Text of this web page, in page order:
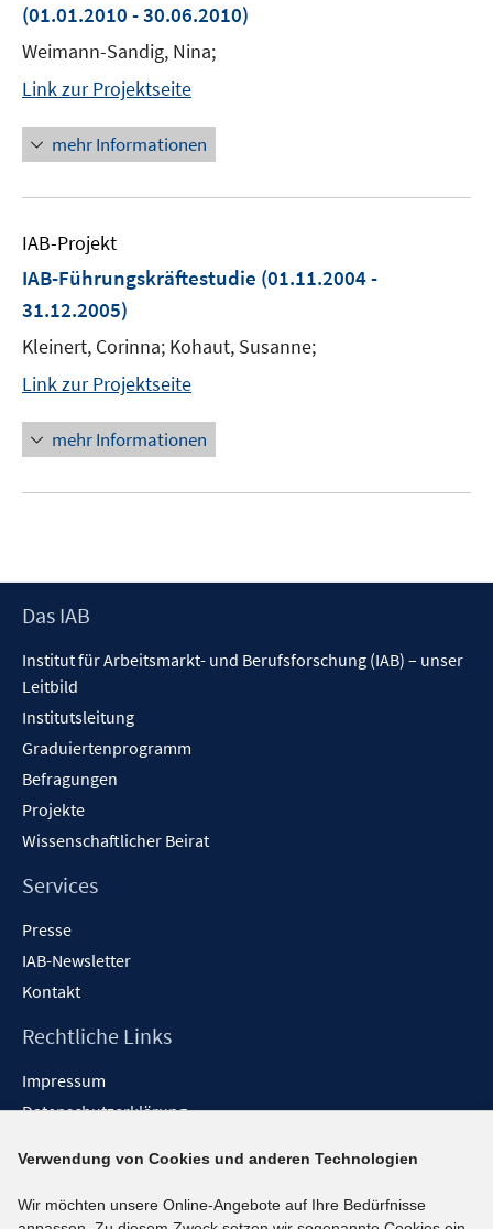
(01.01.2010 - 30.06.2010)
Weimann-Sandig, Nina;
Link zur Projektseite
mehr Informationen
IAB-Projekt
IAB-Führungskräftestudie (01.11.2004 -
31.12.2005)
Kleinert, Corinna; Kohaut, Susanne;
Link zur Projektseite
mehr Informationen
Footer
Das IAB
Institut für Arbeitsmarkt- und Berufsforschung (IAB) – unser
Leitbild
Institutsleitung
Graduiertenprogramm
Befragungen
Projekte
Wissenschaftlicher Beirat
Services
Presse
IAB-Newsletter
Kontakt
Rechtliche Links
Impressum
Datenschutzerklärung
Barrieren melden
Social-Media-Kanäle
Verwendung von Cookies und anderen Technologien
Wir möchten unsere Online-Angebote auf Ihre Bedürfnisse